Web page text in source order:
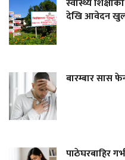
स्वास्थ्य
देखि आवेदन
बारम्बार सास
पाठेघरबाहिर